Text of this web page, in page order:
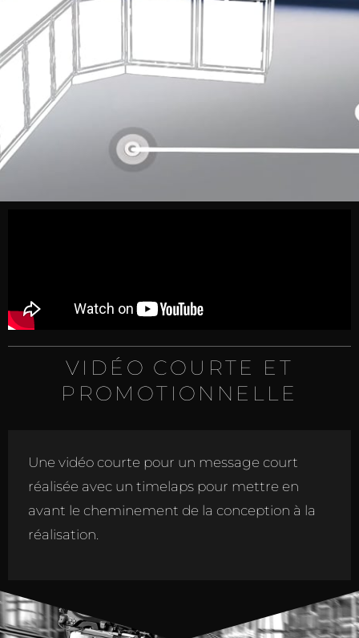
VIDÉO COURTE ET
PROMOTIONNELLE
Une vidéo courte pour un message court
réalisée avec un timelaps pour mettre en
avant le cheminement de la conception à la
réalisation.